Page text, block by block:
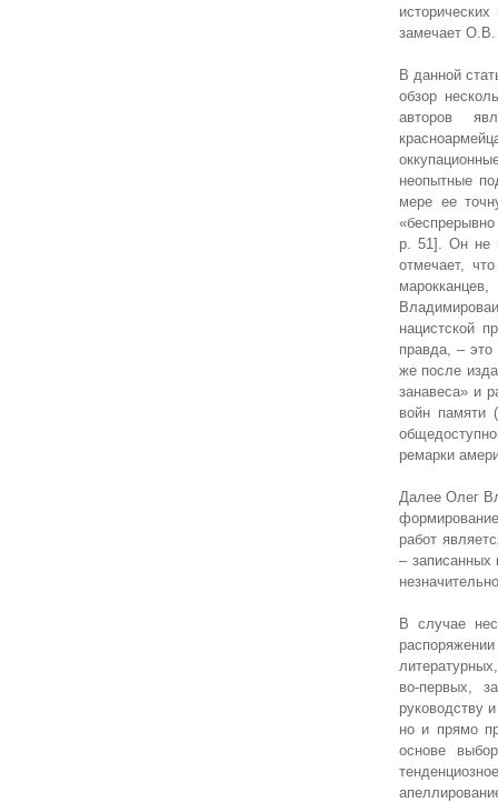
замечает
В данной
обзор
авторов
неопытные
мере ее
р. 51]. Он не
отмечает,
нацистской
правда, – это
же после
занавеса» и
войн памяти
ремарки
Далее Олег
работ
–
В случае
во-первых,
руководству
но и прямо
основе